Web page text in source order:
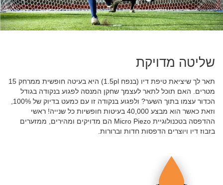
שליטה מדויקת
תאר לך שיציאת טיפת דיו (בנפח 1.5pl) היא בעיטה חופשית ממרחק 15
מטרים. האם תוכל לתאר לעצמך שחקן המנסה לפגוע בנקודה בגודל
הכדור עצמו בתוך השער? ולפגוע בנקודה זו עם כמעט בדיוק של 100%,
וזאת כאשר הוא מבצע 40,000 בעיטות חופשיות כל שנייה! ראשי
ההדפסה בטכנולוגיית Micro Piezo הם מדויקים ומהירים, ממזערים
בזבוז דיו ויוצרים הדפסות חדות וברורות.